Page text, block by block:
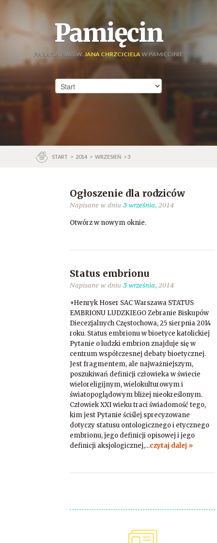
Pamięcin
PARAFIA P.W. ŚW. JANA CHRZCICIELAW PAMIĘCINIE
START > 2014 > WRZESIEŃ > 3
Ogłoszenie dla rodziców
Napisane w dniu 3 września, 2014
Otwórz w nowym oknie.
Status embrionu
Napisane w dniu 3 września, 2014
+Henryk Hoser SAC Warszawa STATUS
EMBRIONU LUDZKIEGO Zebranie Biskupów
Diecezjalnych Częstochowa, 25 sierpnia 2014
roku. Status embrionu w bioetyce katolickiej
Pytanie o ludzki embrion znajduje się w
centrum współczesnej debaty bioetycznej.
Jest fragmentem, ale najważniejszym,
poszukiwań definicji człowieka w świecie
wieloreligijnym, wielokulturowym i
światopoglądowym bliżej nieokreślonym.
Człowiek XXI wieku traci świadomość tego,
kim jest Pytanie ściślej sprecyzowane
dotyczy statusu ontologicznego i etycznego
embrionu, jego definicji opisowej i jego
definicji aksjologicznej,…czytaj dalej »